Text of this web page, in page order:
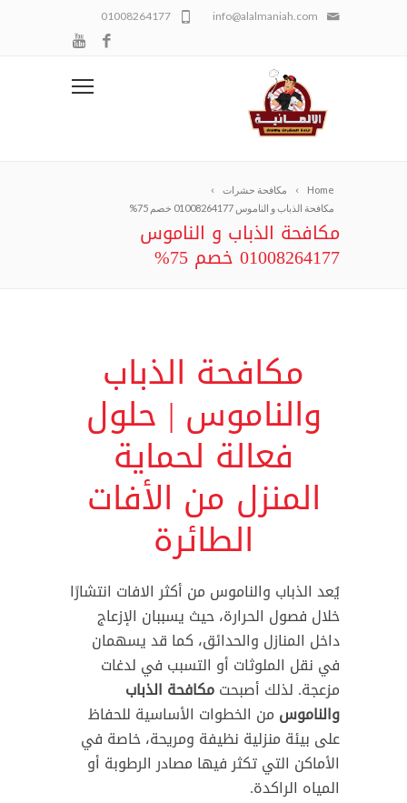
info@alalmaniah.com
01008264177
Home
مكافحة حشرات
مكافحة الذباب و الناموس 01008264177 خصم 75%
مكافحة الذباب و الناموس
01008264177 خصم 75%
مكافحة الذباب
والناموس | حلول
فعالة لحماية
المنزل من الأفات
الطائرة
يُعد الذباب والناموس من أكثر الافات انتشارًا
خلال فصول الحرارة، حيث يسببان الإزعاج
داخل المنازل والحدائق، كما قد يسهمان
في نقل الملوثات أو التسبب في لدغات
مزعجة. لذلك أصبحتمكافحة الذباب
والناموس من الخطوات الأساسية للحفاظ
على بيئة منزلية نظيفة ومريحة، خاصة في
الأماكن التي تكثر فيها مصادر الرطوبة أو
المياه الراكدة.